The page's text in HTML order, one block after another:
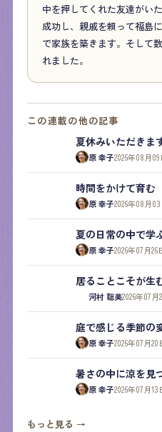
中を押してくれた友達がい
成功し、親戚を頼って福島
で家族を築きます。そして
れました。
この連載の他の記事
夏休みいただきま
原 幸子2026年08月09
時間をかけて育む
原 幸子2026年08月03
夏の日常の中で学
原 幸子2026年07月26
居ることこそが生
河村 聡美2026年07月
庭で感じる季節の
原 幸子2026年07月20
暑さの中に涼を見
原 幸子2026年07月13
もっと見る →